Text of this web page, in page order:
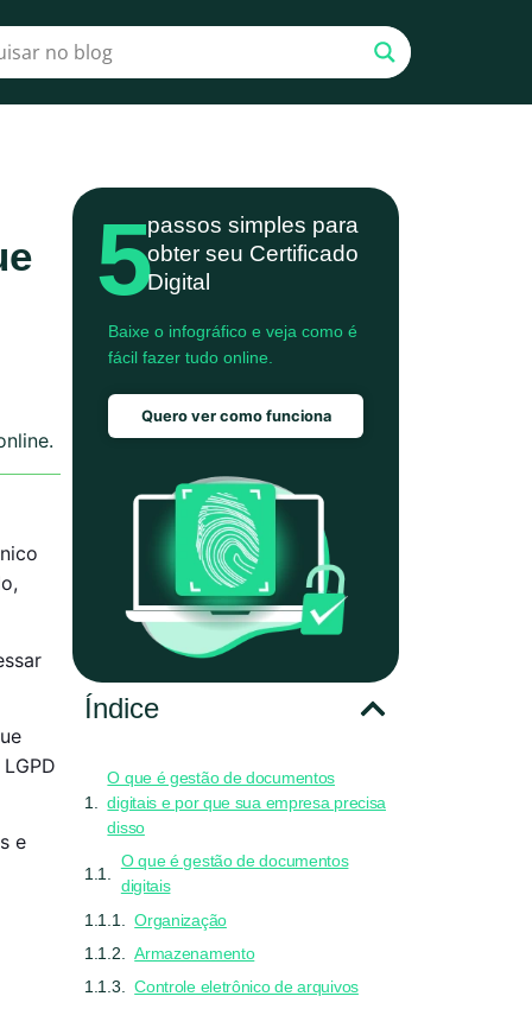
e
5passos simples para
obter seu Certificado
Digital
Baixe o infográfico e veja como é
fácil fazer tudo online.
Quero ver como funciona
Índice
O que é gestão de documentos
digitais e por que sua empresa precisa
disso
O que é gestão de documentos
digitais
Organização
Armazenamento
Controle eletrônico de arquivos